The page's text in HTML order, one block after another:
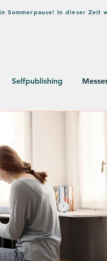
Sommerpause! In dieser Zeit
Selfpublishing